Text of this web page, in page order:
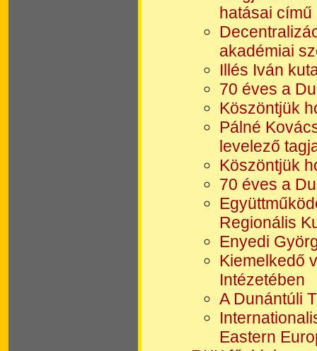
hatásai
akadémiai
Illés Iván
70 éves a
Köszöntjük
Pálné
levelező
Köszöntjük
70 éves a
Regionális
Enyedi
Kiemelkedő
Intézetében
A Dunántúli
Eastern